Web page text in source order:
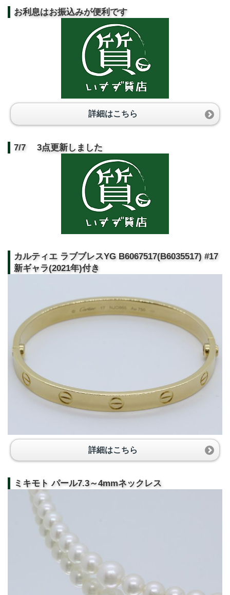
お利息はお振込みが便利です
詳細はこちら
7/7 3点更新しました
カルティエ ラブブレスYG B6067517(B6035517) #17
新ギャラ(2021年)付き
詳細はこちら
ミキモト パール7.3～4mmネックレス